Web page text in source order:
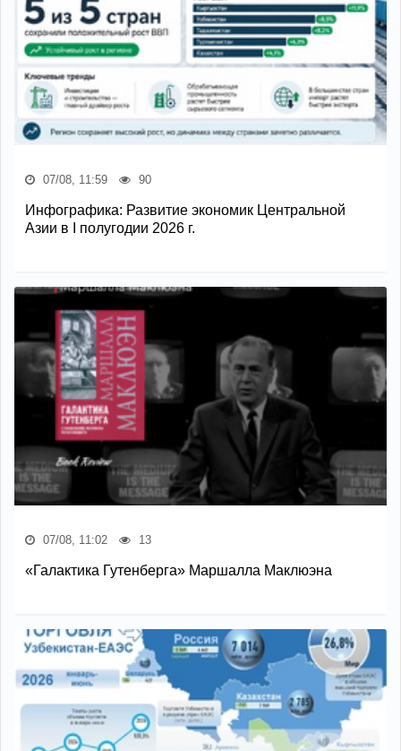
07/08, 11:59 90
Инфографика: Развитие экономик Центральной
Азии в I полугодии 2026 г.
07/08, 11:02 13
«Галактика Гутенберга» Маршалла Маклюэна